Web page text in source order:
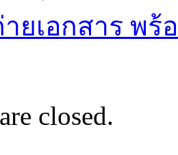
ายเอกสาร พ
closed.